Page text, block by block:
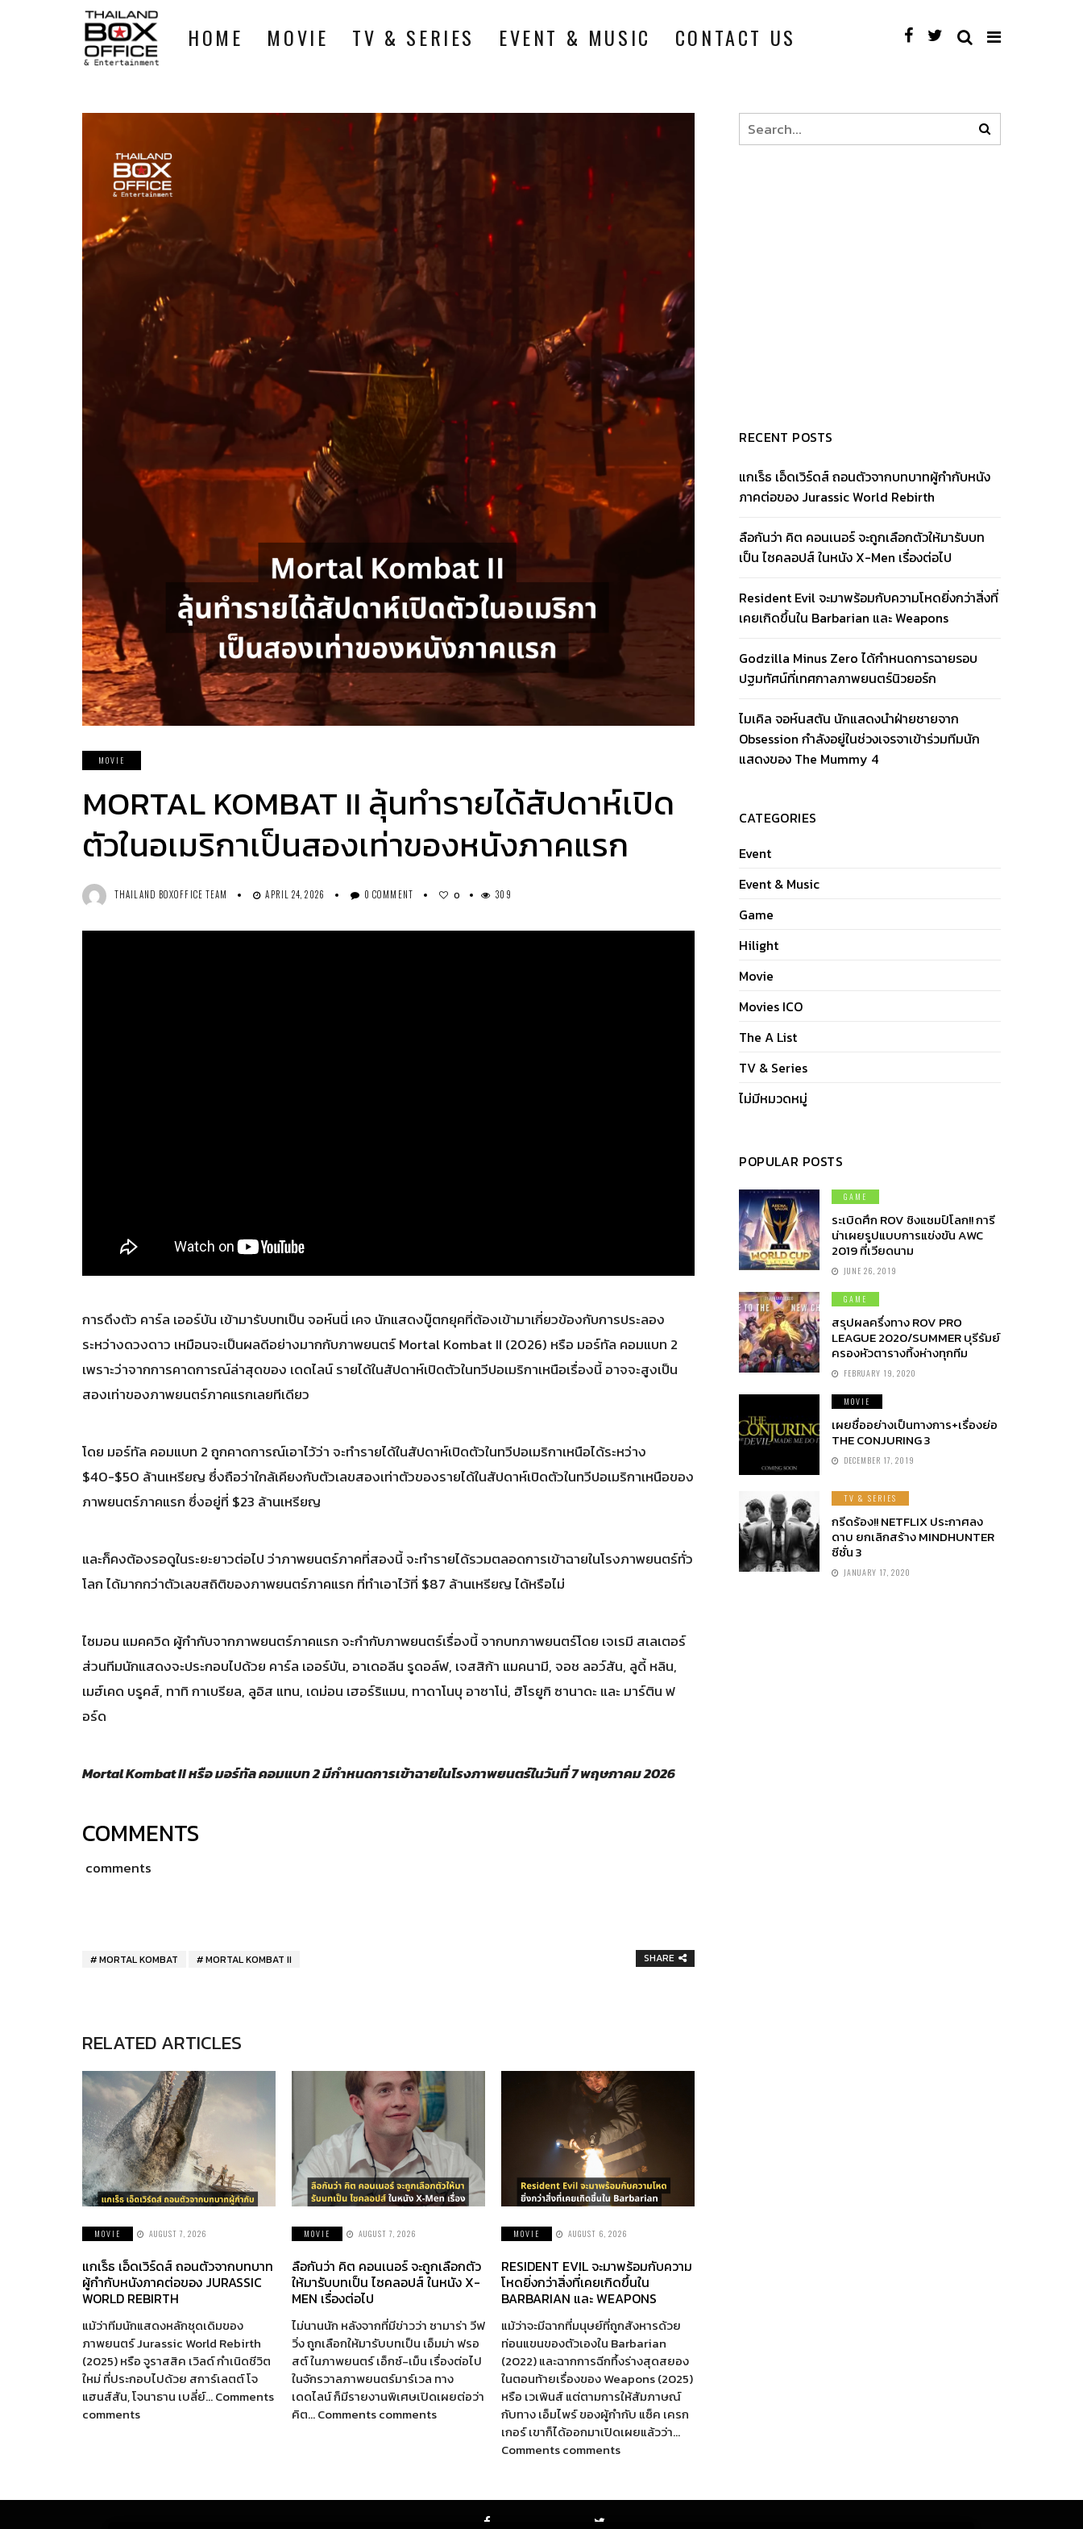
HOME MOVIE TV & SERIES EVENT & MUSIC CONTACT US
MOVIE
MORTAL KOMBAT II ลุ้นทำรายได้สัปดาห์เปิด
ตัวในอเมริกาเป็นสองเท่าของหนังภาคแรก
THAILAND BOXOFFICE TEAM APRIL 24, 2026 0 COMMENT 0 309
การดึงตัว คาร์ล เออร์บัน เข้ามารับบทเป็น จอห์นนี่ เคจ นักแสดงบู๊ตกยุคที่ต้องเข้ามาเกี่ยวข้องกับการประลอง
ระหว่างดวงดาว เหมือนจะเป็นผลดีอย่างมากกับภาพยนตร์ Mortal Kombat II (2026) หรือ มอร์ทัล คอมแบท 2
เพราะว่าจากการคาดการณ์ล่าสุดของ เดดไลน์ รายได้ในสัปดาห์เปิดตัวในทวีปอเมริกาเหนือเรื่องนี้ อาจจะสูงเป็น
สองเท่าของภาพยนตร์ภาคแรกเลยทีเดียว
โดย มอร์ทัล คอมแบท 2 ถูกคาดการณ์เอาไว้ว่า จะทำรายได้ในสัปดาห์เปิดตัวในทวีปอเมริกาเหนือได้ระหว่าง
$40-$50 ล้านเหรียญ ซึ่งถือว่าใกล้เคียงกับตัวเลขสองเท่าตัวของรายได้ในสัปดาห์เปิดตัวในทวีปอเมริกาเหนือของ
ภาพยนตร์ภาคแรก ซึ่งอยู่ที่ $23 ล้านเหรียญ
และก็คงต้องรอดูในระยะยาวต่อไป ว่าภาพยนตร์ภาคที่สองนี้ จะทำรายได้รวมตลอดการเข้าฉายในโรงภาพยนตร์ทั่ว
โลก ได้มากกว่าตัวเลขสถิติของภาพยนตร์ภาคแรก ที่ทำเอาไว้ที่ $87 ล้านเหรียญ ได้หรือไม่
ไซมอน แมคควิด ผู้กำกับจากภาพยนตร์ภาคแรก จะกำกับภาพยนตร์เรื่องนี้ จากบทภาพยนตร์โดย เจเรมี สเลเตอร์
ส่วนทีมนักแสดงจะประกอบไปด้วย คาร์ล เออร์บัน, อาเดอลีน รูดอล์ฟ, เจสสิก้า แมคนามี, จอช ลอว์สัน, ลูดี้ หลิน,
เมฮ์เคด บรูคส์, ทาทิ กาเบรียล, ลูอิส แทน, เดม่อน เฮอร์ริแมน, ทาดาโนบุ อาซาโน่, ฮิโรยูกิ ซานาดะ และ มาร์ติน ฟ
อร์ด
Mortal Kombat II หรือ มอร์ทัล คอมแบท 2 มีกำหนดการเข้าฉายในโรงภาพยนตร์ในวันที่ 7 พฤษภาคม 2026
COMMENTS
comments
MORTAL KOMBAT MORTAL KOMBAT II SHARE
RELATED ARTICLES
MOVIE AUGUST 7, 2026
แกเร็ธ เอ็ดเวิร์ดส์ ถอนตัวจากบทบาท
ผู้กำกับหนังภาคต่อของ JURASSIC
WORLD REBIRTH
แม้ว่าทีมนักแสดงหลักชุดเดิมของ
ภาพยนตร์ Jurassic World Rebirth
(2025) หรือ จูราสสิค เวิลด์ กำเนิดชีวิต
ใหม่ ที่ประกอบไปด้วย สการ์เลตต์ โจ
แฮนส์สัน, โจนาธาน เบลี่ย์… Comments
comments
MOVIE AUGUST 7, 2026
ลือกันว่า คิต คอนเนอร์ จะถูกเลือกตัว
ให้มารับบทเป็น ไซคลอปส์ ในหนัง X-
MEN เรื่องต่อไป
ไม่นานนัก หลังจากที่มีข่าวว่า ซามาร่า วีฟ
วิ่ง ถูกเลือกให้มารับบทเป็น เอ็มม่า ฟรอ
สต์ ในภาพยนตร์ เอ็กซ์-เม็น เรื่องต่อไป
ในจักรวาลภาพยนตร์มาร์เวล ทาง
เดดไลน์ ก็มีรายงานพิเศษเปิดเผยต่อว่า
คิต… Comments comments
MOVIE AUGUST 6, 2026
RESIDENT EVIL จะมาพร้อมกับความ
โหดยิ่งกว่าสิ่งที่เคยเกิดขึ้นใน
BARBARIAN และ WEAPONS
แม้ว่าจะมีฉากที่มนุษย์ที่ถูกสังหารด้วย
ท่อนแขนของตัวเองใน Barbarian
(2022) และฉากการฉีกทึ้งร่างสุดสยอง
ในตอนท้ายเรื่องของ Weapons (2025)
หรือ เวเพินส์ แต่ตามการให้สัมภาษณ์
กับทาง เอ็มไพร์ ของผู้กำกับ แซ็ค เครก
เกอร์ เขาก็ได้ออกมาเปิดเผยแล้วว่า…
Comments comments
RECENT POSTS
แกเร็ธ เอ็ดเวิร์ดส์ ถอนตัวจากบทบาทผู้กำกับหนัง
ภาคต่อของ Jurassic World Rebirth
ลือกันว่า คิต คอนเนอร์ จะถูกเลือกตัวให้มารับบท
เป็น ไซคลอปส์ ในหนัง X-Men เรื่องต่อไป
Resident Evil จะมาพร้อมกับความโหดยิ่งกว่าสิ่งที่
เคยเกิดขึ้นใน Barbarian และ Weapons
Godzilla Minus Zero ได้กำหนดการฉายรอบ
ปฐมทัศน์ที่เทศกาลภาพยนตร์นิวยอร์ก
ไมเคิล จอห์นสตัน นักแสดงนำฝ่ายชายจาก
Obsession กำลังอยู่ในช่วงเจรจาเข้าร่วมทีมนัก
แสดงของ The Mummy 4
CATEGORIES
Event
Event & Music
Game
Hilight
Movie
Movies ICO
The A List
TV & Series
ไม่มีหมวดหมู่
POPULAR POSTS
GAME
ระเบิดศึก ROV ชิงแชมป์โลก!! การี
น่าเผยรูปแบบการแข่งขัน AWC
2019 ที่เวียดนาม
JUNE 26, 2019
GAME
สรุปผลครึ่งทาง ROV PRO
LEAGUE 2020/SUMMER บุรีรัมย์
ครองหัวตารางทิ้งห่างทุกทีม
FEBRUARY 19, 2020
MOVIE
เผยชื่ออย่างเป็นทางการ+เรื่องย่อ
THE CONJURING 3
DECEMBER 17, 2019
TV & SERIES
กรีดร้อง!! NETFLIX ประกาศลง
ดาบ ยกเลิกสร้าง MINDHUNTER
ซีซั่น 3
JANUARY 17, 2020